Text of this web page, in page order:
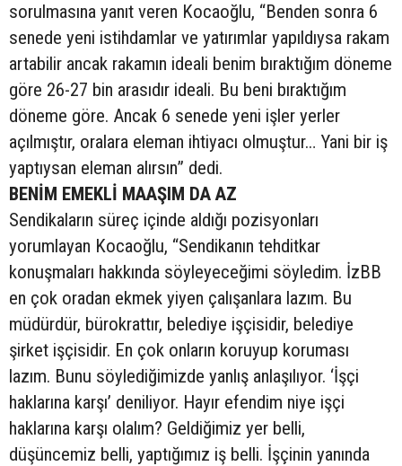
sorulmasına yanıt veren Kocaoğlu, “Benden sonra 6
senede yeni istihdamlar ve yatırımlar yapıldıysa rakam
artabilir ancak rakamın ideali benim bıraktığım döneme
göre 26-27 bin arasıdır ideali. Bu beni bıraktığım
döneme göre. Ancak 6 senede yeni işler yerler
açılmıştır, oralara eleman ihtiyacı olmuştur… Yani bir iş
yaptıysan eleman alırsın” dedi.
BENİM EMEKLİ MAAŞIM DA AZ
Sendikaların süreç içinde aldığı pozisyonları
yorumlayan Kocaoğlu, “Sendikanın tehditkar
konuşmaları hakkında söyleyeceğimi söyledim. İzBB
en çok oradan ekmek yiyen çalışanlara lazım. Bu
müdürdür, bürokrattır, belediye işçisidir, belediye
şirket işçisidir. En çok onların koruyup koruması
lazım. Bunu söylediğimizde yanlış anlaşılıyor. ‘İşçi
haklarına karşı’ deniliyor. Hayır efendim niye işçi
haklarına karşı olalım? Geldiğimiz yer belli,
düşüncemiz belli, yaptığımız iş belli. İşçinin yanında